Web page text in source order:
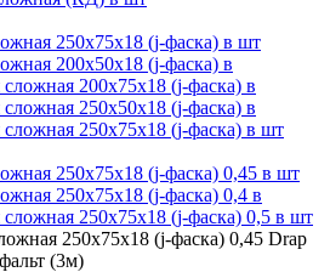
250х75х18 (j-фаска) в шт
200х50х18 (j-фаска) в
200х75х18 (j-фаска) в
250х50х18 (j-фаска) в
250х75х18 (j-фаска) в шт
250х75х18 (j-фаска) 0,45 в шт
250х75х18 (j-фаска) 0,4 в
250х75х18 (j-фаска) 0,5 в шт
250х75х18 (j-фаска) 0,45 Drap
(3м)